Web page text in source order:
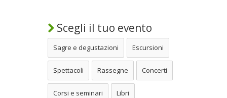
Scegli il tuo evento
Sagre e degustazioni Escursioni
Spettacoli Rassegne Concerti
Corsi e seminari Libri